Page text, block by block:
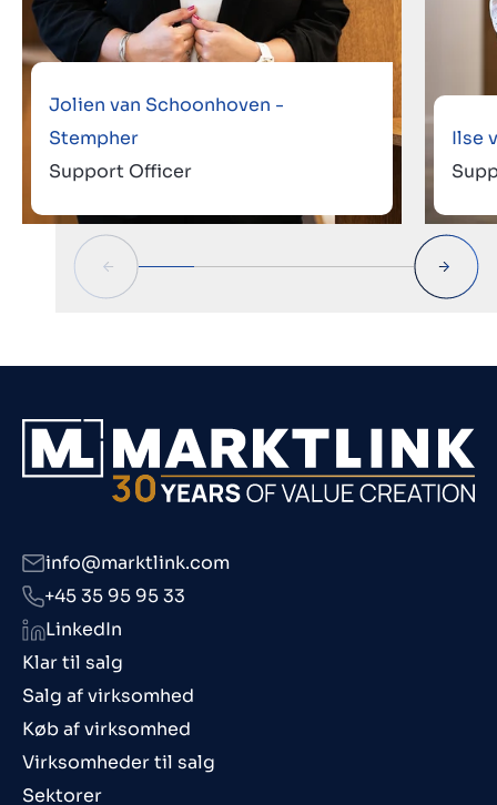
Jolien van Schoonhoven -
Stempher
Support Officer
Ilse
Klar til salg
Salg af virksomhed
Køb af virksomhed
Virksomheder til salg
Sektorer
info@marktlink.com
+45 35 95 95 33
LinkedIn